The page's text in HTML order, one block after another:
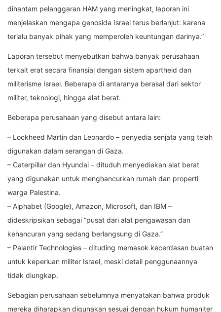
dihantam pelanggaran HAM yang meningkat, laporan ini
menjelaskan mengapa genosida Israel terus berlanjut: karena
terlalu banyak pihak yang memperoleh keuntungan darinya.”
Laporan tersebut menyebutkan bahwa banyak perusahaan
terkait erat secara finansial dengan sistem apartheid dan
militerisme Israel. Beberapa di antaranya berasal dari sektor
militer, teknologi, hingga alat berat.
Beberapa perusahaan yang disebut antara lain:
– Lockheed Martin dan Leonardo – penyedia senjata yang telah
digunakan dalam serangan di Gaza.
– Caterpillar dan Hyundai – dituduh menyediakan alat berat
yang digunakan untuk menghancurkan rumah dan properti
warga Palestina.
– Alphabet (Google), Amazon, Microsoft, dan IBM –
dideskripsikan sebagai “pusat dari alat pengawasan dan
kehancuran yang sedang berlangsung di Gaza.”
– Palantir Technologies – dituding memasok kecerdasan buatan
untuk keperluan militer Israel, meski detail penggunaannya
tidak diungkap.
Sebagian perusahaan sebelumnya menyatakan bahwa produk
mereka diharapkan digunakan sesuai dengan hukum humaniter